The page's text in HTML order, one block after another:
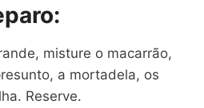
misture o macarrão,
a mortadela, os
Reserve.